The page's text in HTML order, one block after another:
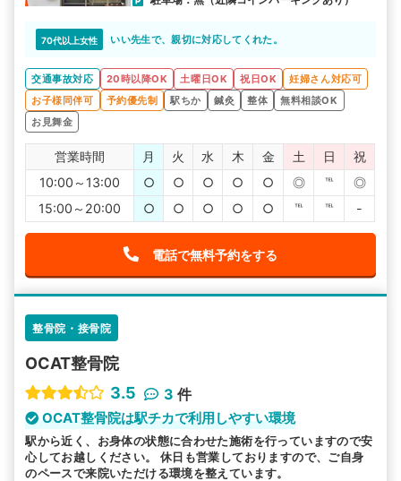
70代以上女性 いい先生で、親切に対応してくれた。
交通事故対応 20時以降OK 土曜日OK 祝日OK
妊婦さん対応可
お子様同伴可
予約優先制 駅ちか 鍼灸 整体
無料相談OK
お見舞金
営業時間 月 火 水 木 金 土 日
祝
10:00～13:00
○ ○ ○ ○ ○ ◎ ℡
◎
15:00～20:00
○ ○ ○ ○ ○ ℡ ℡ -
電話で無料予約をする
整骨院・接骨院
OCAT整骨院
3.5
3 件
OCAT整骨院は駅チカで利用しやすい環境
駅から近く、お身体の状態に合わせた施術を行っていますので安
心してお越しください。 休日も営業しておりますので、ご自身
のペースで来院いただける環境を整えています。